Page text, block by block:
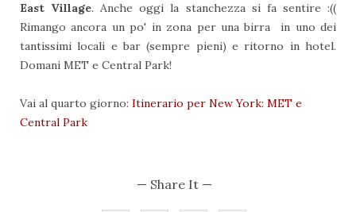
East Village. Anche oggi la stanchezza si fa sentire :((
Rimango ancora un po' in zona per una birra in uno dei
tantissimi locali e bar (sempre pieni) e ritorno in hotel.
Domani MET e Central Park!
Vai al quarto giorno: Itinerario per New York: MET e
Central Park
— Share It —